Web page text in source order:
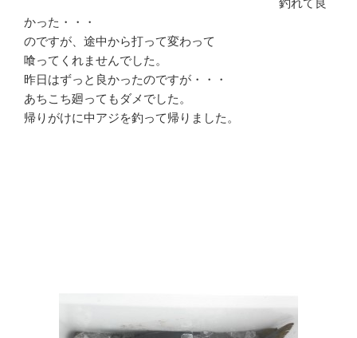
かった・・・
のですが、途中から打って変わって
喰ってくれませんでした。
昨日はずっと良かったのですが・・・
あちこち廻ってもダメでした。
帰りがけに中アジを釣って帰りました。